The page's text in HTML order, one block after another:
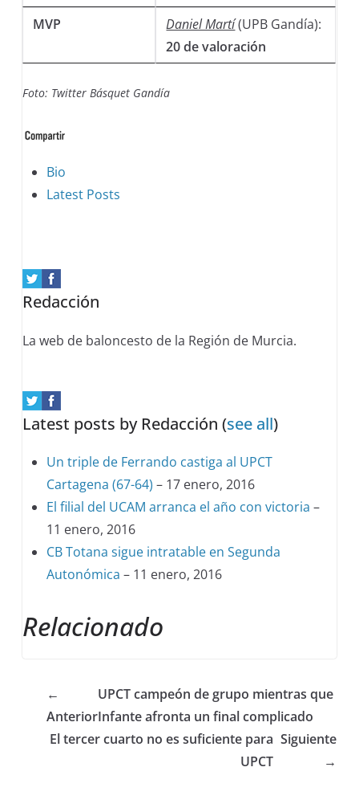
MVP Daniel Martí(UPB Gandía):
20 de valoración
Foto: Twitter Básquet Gandía
The
following
content
below.
Bio
Latest Posts
Redacción
La web de baloncesto de la Región de Murcia.
Latest posts by Redacción(see all)
Un triple de Ferrando castiga al UPCT
Cartagena (67-64) – 17 enero, 2016
El filial del UCAM arranca el año con victoria –
11 enero, 2016
CB Totana sigue intratable en Segunda
Autonómica – 11 enero, 2016
Relacionado
←
Anterior
UPCT campeón de grupo mientras que
Infante afronta un final complicado
El tercer cuarto no es suficiente para
UPCT
Siguiente
→